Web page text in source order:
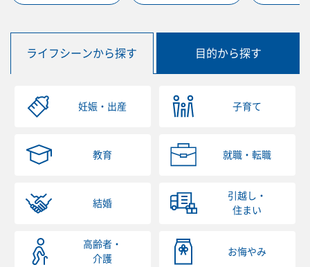
ライフシーンから探す 目的から探す
妊娠・出産 子育て
教育 就職・転職
結婚
引越し・
住まい
高齢者・
介護
お悔やみ